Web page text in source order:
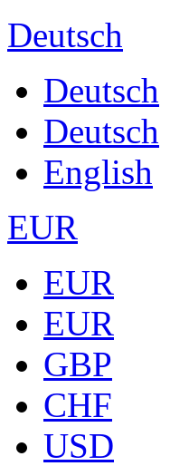
Deutsch
Deutsch
Deutsch
English
EUR
EUR
EUR
GBP
CHF
USD